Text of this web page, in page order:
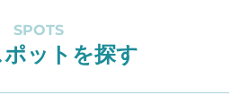
SPOTS
ットを探す